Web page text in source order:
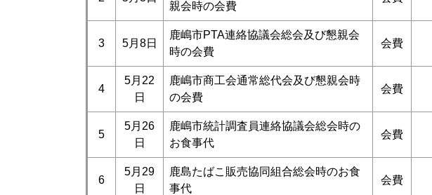
親会時の会費
3 5月8日
鹿嶋市PTA連絡協議会総会及び懇親会
時の会費
会費
4
5月22
日
鹿嶋市商工会通常総代会及び懇親会時
の会費
会費
5
5月26
日
鹿嶋市統計調査員連絡協議会総会時の
お食事代
会費
6
5月29
日
鹿島たばこ販売協同組合総会時のお食
事代
会費